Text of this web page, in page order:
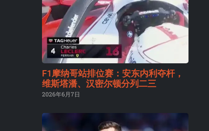
F1摩纳哥站排位赛：安东内利夺杆，
维斯塔潘、汉密尔顿分列二三
2026年6月7日